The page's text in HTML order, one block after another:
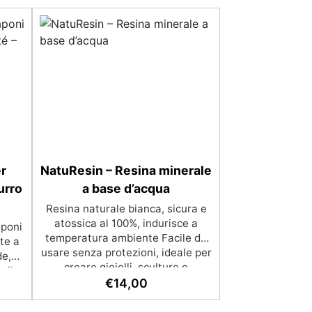
a
il
NatuResin – Resina minerale
a base d’acqua
Resina naturale bianca, sicura e
atossica al 100%, indurisce a
temperatura ambiente Facile da
usare senza protezioni, ideale per
creare gioielli, sculture e
decorazioni Formula eco-friendly
a base d’acqua, alternativa sicura
€14,00